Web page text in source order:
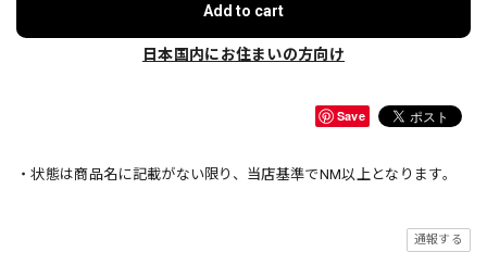
Add to cart
日本国内にお住まいの方向け
Save
・状態は商品名に記載がない限り、当店基準でNM以上となります。
通報する